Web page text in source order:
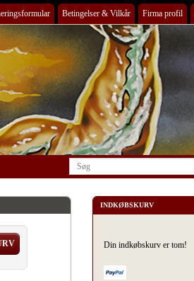
Firma profil
Betingelser & Vilkår
INDKØBSKURV
Din indkøbskurv er tom!